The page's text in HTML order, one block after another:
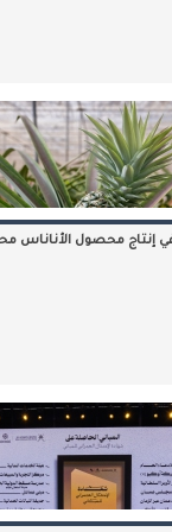
إنتاج محصول الأناناس